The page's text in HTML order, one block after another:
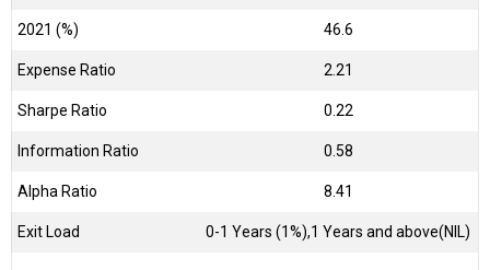
2021 (%) 46.6
Expense Ratio 2.21
Sharpe Ratio 0.22
Information Ratio 0.58
Alpha Ratio 8.41
Exit Load 0-1 Years (1%),1 Years and above(NIL)